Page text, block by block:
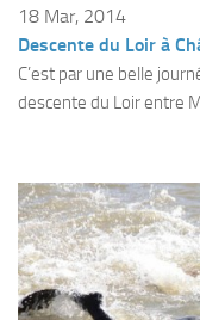
Sorties 2020
Sorties 2018
Sorties 2015
Sorties 2014
BIO SUB
18 Mar, 2014
Descente du Loir à
C’est par une belle
descente du Loir entre